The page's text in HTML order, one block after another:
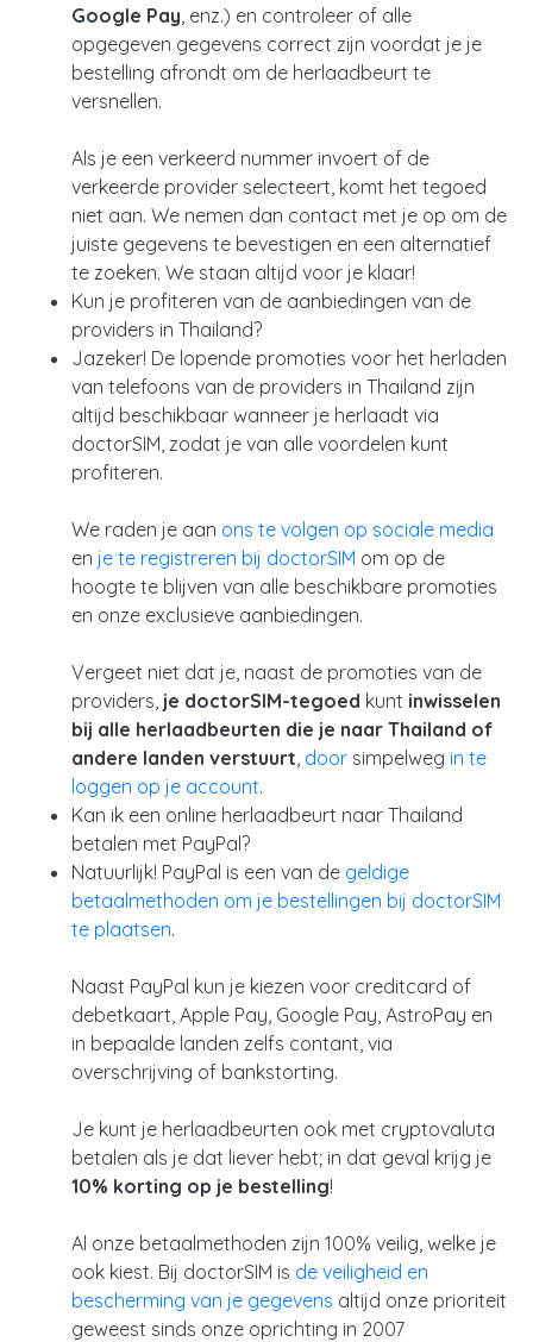
Google Pay , enz.) en controleer of alle
opgegeven gegevens correct zijn voordat je je
bestelling afrondt om de herlaadbeurt te
versnellen.
Als je een verkeerd nummer invoert of de
verkeerde provider selecteert, komt het tegoed
niet aan. We nemen dan contact met je op om de
juiste gegevens te bevestigen en een alternatief
te zoeken. We staan altijd voor je klaar!
Kun je profiteren van de aanbiedingen van de
providers in Thailand?
Jazeker! De lopende promoties voor het herladen
van telefoons van de providers in Thailand zijn
altijd beschikbaar wanneer je herlaadt via
doctorSIM, zodat je van alle voordelen kunt
profiteren.
We raden je aan ons te volgen op sociale media
en je te registreren bij doctorSIM om op de
hoogte te blijven van alle beschikbare promoties
en onze exclusieve aanbiedingen.
Vergeet niet dat je, naast de promoties van de
providers, je doctorSIM-tegoed kunt inwisselen
bij alle herlaadbeurten die je naar Thailand of
andere landen verstuurt door simpelweg in te
loggen op je account.
Kan ik een online herlaadbeurt naar Thailand
betalen met PayPal?
Natuurlijk! PayPal is een van de geldige
betaalmethoden om je bestellingen bij doctorSIM
te plaatsen.
Naast PayPal kun je kiezen voor creditcard of
debetkaart, Apple Pay, Google Pay, AstroPay en
in bepaalde landen zelfs contant, via
overschrijving of bankstorting.
Je kunt je herlaadbeurten ook met cryptovaluta
betalen als je dat liever hebt; in dat geval krijg je
10% korting op je bestelling!
Al onze betaalmethoden zijn 100% veilig, welke je
ook kiest. Bij doctorSIM is de veiligheid en
bescherming van je gegevens altijd onze prioriteit
geweest sinds onze oprichting in 2007